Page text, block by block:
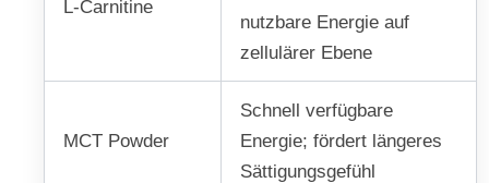
L-Carnitine
nutzbare Energie auf
zellulärer Ebene
MCT Powder
Schnell verfügbare
Energie; fördert längeres
Sättigungsgefühl